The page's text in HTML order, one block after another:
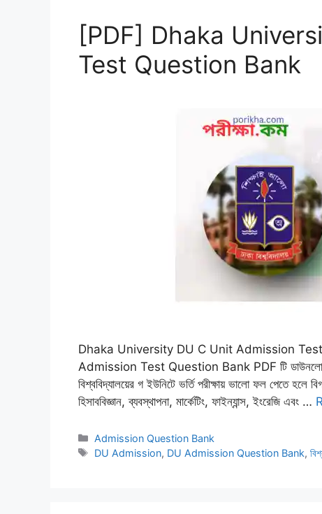
[PDF] Dhaka
Test Question Bank
Dhaka University DU C Unit Admission
Admission Test Question Bank PDF টি ডাউনলোড
বিশ্ববিদ্যালয়ের গ ইউনিটে ভর্তি পরীক্ষায় ভালো ফল পেতে
হিসাববিজ্ঞান, ব্যবস্থাপনা, মার্কেটিং, ফাইন্যান্স, ইংরেজি এবং …
Categories
Admission Question Bank
Tags
DU Admission, DU Admission Question Bank,